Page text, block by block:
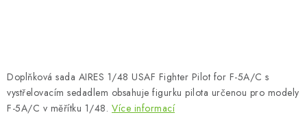
O nás Moje objednávka Kontakty
Doprava a platba
Obchodní podmínky
Podmínky ochrany osobních údajů
Doplňková sada AIRES 1/48 USAF Fighter Pilot for F-5A/C s
vystřelovacím sedadlem obsahuje figurku pilota určenou pro modely
F-5A/C v měřítku 1/48. Více informací